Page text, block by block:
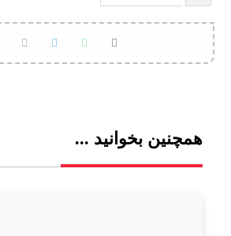
همچنین بخوانید ...